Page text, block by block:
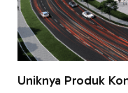
Uniknya Produk